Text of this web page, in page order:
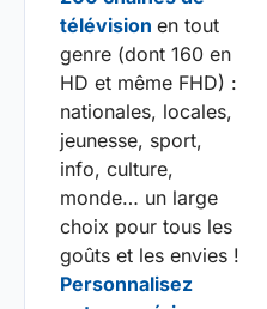
télévisionen tout
genre (dont 160 en
HD et même FHD) :
nationales, locales,
jeunesse, sport,
info, culture,
monde… un large
choix pour tous les
goûts et les envies !
Personnalisez